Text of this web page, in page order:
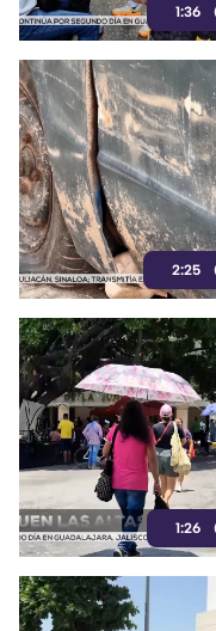
1:36
2:25
1:26